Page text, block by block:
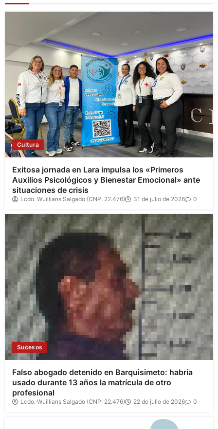
Cultura
Exitosa jornada en Lara impulsa los «Primeros
Auxilios Psicológicos y Bienestar Emocional» ante
situaciones de crisis
Lcdo. Wuillians Salgado (CNP: 22.476) 31 de julio de 2026 0
Sucesos
Falso abogado detenido en Barquisimeto: habría
usado durante 13 años la matrícula de otro
profesional
Lcdo. Wuillians Salgado (CNP: 22.476) 22 de julio de 2026 0